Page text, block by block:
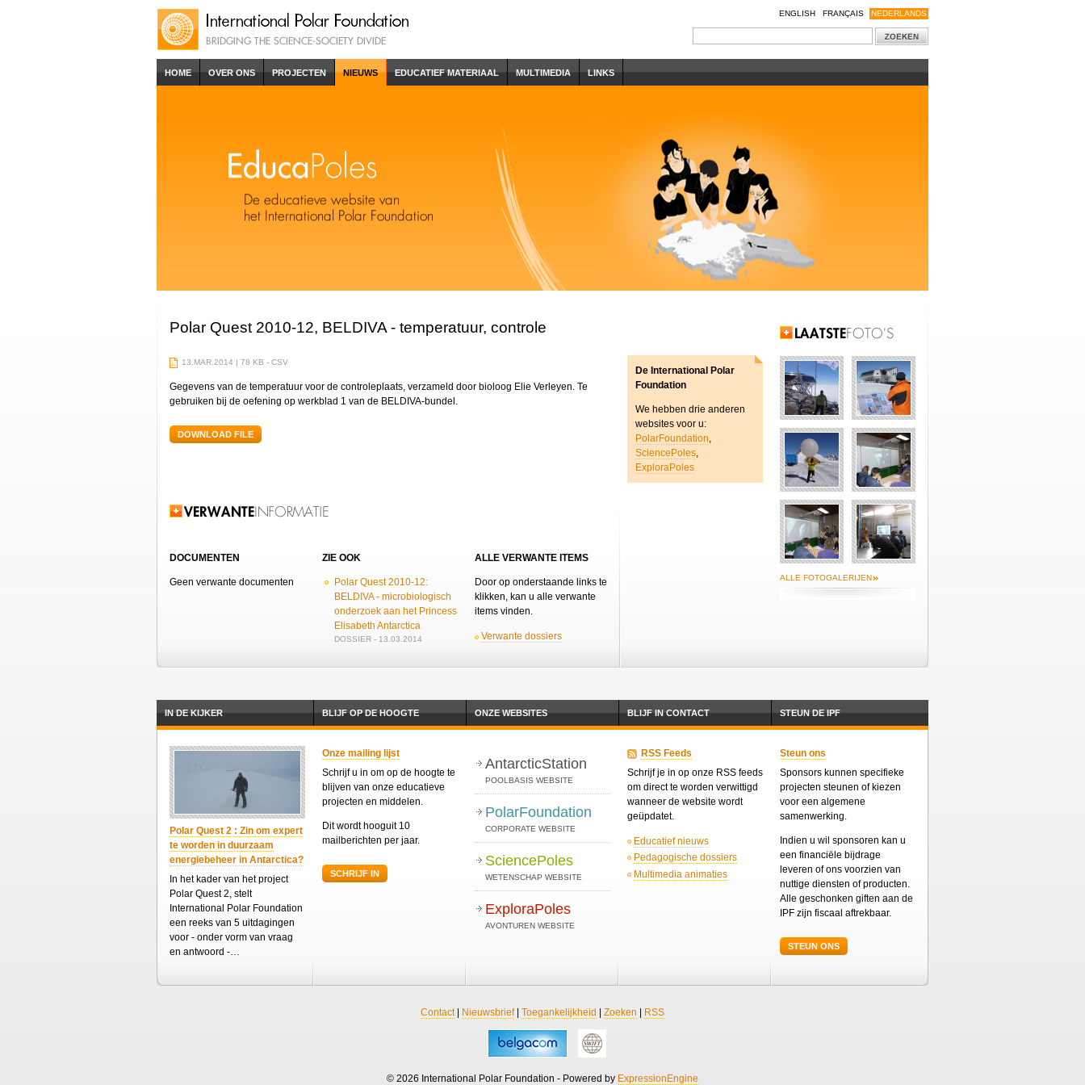
ENGLISH FRANÇAIS NEDERLANDS
HOME OVER ONS PROJECTEN NIEUWS EDUCATIEF MATERIAAL MULTIMEDIA LINKS
Polar Quest 2010-12, BELDIVA - temperatuur, controle
13.MAR.2014 | 78 KB - CSV
Gegevens van de temperatuur voor de controleplaats, verzameld door bioloog Elie Verleyen. Te
gebruiken bij de oefening op werkblad 1 van de BELDIVA-bundel.
DOWNLOAD FILE
Verwante informatie
DOCUMENTEN
Geen verwante documenten
ZIE OOK
Polar Quest 2010-12:
BELDIVA - microbiologisch
onderzoek aan het Princess
Elisabeth Antarctica
DOSSIER - 13.03.2014
ALLE VERWANTE ITEMS
Door op onderstaande links te
klikken, kan u alle verwante
items vinden.
Verwante dossiers
De International Polar
Foundation
We hebben drie anderen
websites voor u:
PolarFoundation,
SciencePoles,
ExploraPoles
Laatste Foto's
ALLE FOTOGALERIJEN
IN DE KIJKER
Polar Quest 2 : Zin om expert
te worden in duurzaam
energiebeheer in Antarctica?
In het kader van het project
Polar Quest 2, stelt
International Polar Foundation
een reeks van 5 uitdagingen
voor - onder vorm van vraag
en antwoord -…
BLIJF OP DE HOOGTE
Onze mailing lijst
Schrijf u in om op de hoogte te
blijven van onze educatieve
projecten en middelen.
Dit wordt hooguit 10
mailberichten per jaar.
SCHRIJF IN
ONZE WEBSITES
AntarcticStation
POOLBASIS WEBSITE
PolarFoundation
CORPORATE WEBSITE
SciencePoles
WETENSCHAP WEBSITE
ExploraPoles
AVONTUREN WEBSITE
BLIJF IN CONTACT
RSS Feeds
Schrijf je in op onze RSS feeds
om direct te worden verwittigd
wanneer de website wordt
geüpdatet.
Educatief nieuws
Pedagogische dossiers
Multimedia animaties
STEUN DE IPF
Steun ons
Sponsors kunnen specifieke
projecten steunen of kiezen
voor een algemene
samenwerking.
Indien u wil sponsoren kan u
een financiële bijdrage
leveren of ons voorzien van
nuttige diensten of producten.
Alle geschonken giften aan de
IPF zijn fiscaal aftrekbaar.
STEUN ONS
Contact| Nieuwsbrief| Toegankelijkheid | Zoeken | RSS
© 2026 International Polar Foundation - Powered by ExpressionEngine